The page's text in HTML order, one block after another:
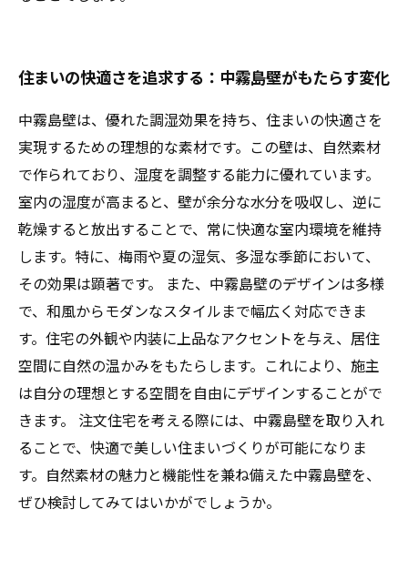
住まいの快適さを追求する：中霧島壁がもたらす変化
中霧島壁は、優れた調湿効果を持ち、住まいの快適さを
実現するための理想的な素材です。この壁は、自然素材
で作られており、湿度を調整する能力に優れています。
室内の湿度が高まると、壁が余分な水分を吸収し、逆に
乾燥すると放出することで、常に快適な室内環境を維持
します。特に、梅雨や夏の湿気、多湿な季節において、
その効果は顕著です。 また、中霧島壁のデザインは多様
で、和風からモダンなスタイルまで幅広く対応できま
す。住宅の外観や内装に上品なアクセントを与え、居住
空間に自然の温かみをもたらします。これにより、施主
は自分の理想とする空間を自由にデザインすることがで
きます。 注文住宅を考える際には、中霧島壁を取り入れ
ることで、快適で美しい住まいづくりが可能になりま
す。自然素材の魅力と機能性を兼ね備えた中霧島壁を、
ぜひ検討してみてはいかがでしょうか。